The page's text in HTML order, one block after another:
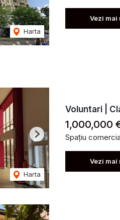
Harta
Vezi mai
Harta
Next
Voluntari |
1,000,000
Spațiu
Vezi mai